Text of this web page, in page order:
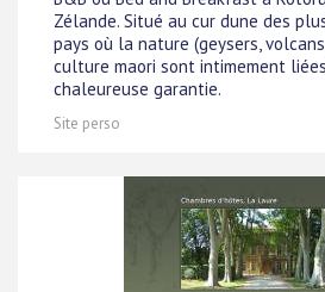
Zélande. Situé au cur dune des
pays où la nature (geysers,
culture maori sont intimement
chaleureuse garantie.
Site perso